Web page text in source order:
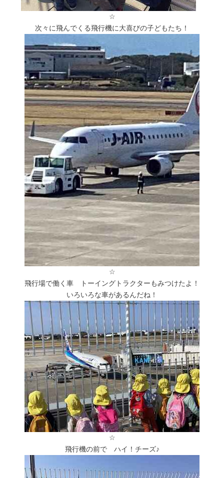
☆
次々に飛んでくる飛行機に大喜びの子どもたち！
☆
飛行場で働く車 トーイングトラクターもみつけたよ！
いろいろな車があるんだね！
☆
飛行機の前で ハイ！チーズ♪